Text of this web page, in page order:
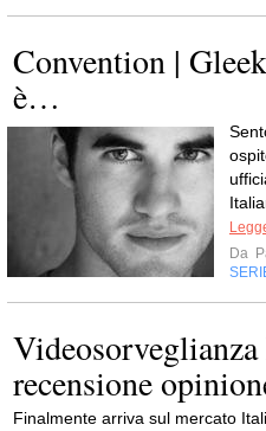
Convention |
è…
Da
recensione
Finalmente arriva sul mercato